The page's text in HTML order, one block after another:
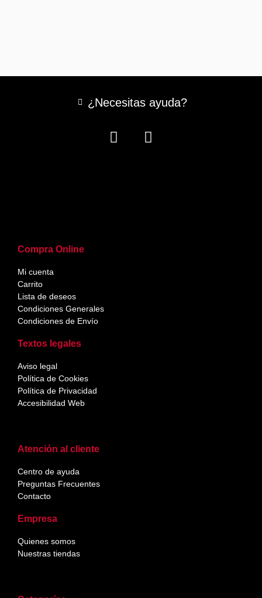
Atención al cliente
Centro de ayuda
Preguntas Frecuentes
Contacto
Empresa
Quienes somos
Nuestras tiendas
Compra Online
Mi cuenta
Carrito
Lista de deseos
Condiciones Generales
Condiciones de Envío
Textos legales
Aviso legal
Política de Cookies
Política de Privacidad
Accesibilidad Web
¿Necesitas ayuda?